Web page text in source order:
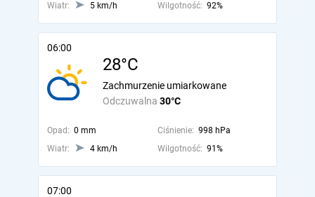
Wiatr:
5 km/h Wilgotność: 92%
06:00
28°C
Odczuwalna 30°C
Zachmurzenie umiarkowane
Opad: 0 mm Ciśnienie: 998 hPa
Wiatr:
4 km/h Wilgotność: 91%
07:00